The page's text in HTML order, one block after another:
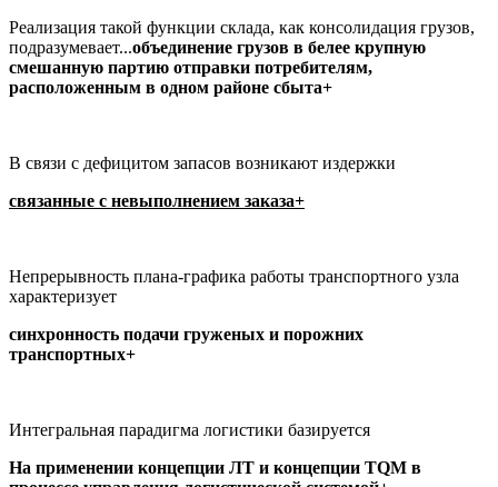
Реализация такой функции склада, как консолидация грузов,
подразумевает...объединение грузов в белее крупную
смешанную партию отправки потребителям,
расположенным в одном районе сбыта+
В связи с дефицитом запасов возникают издержки
связанные с невыполнением заказа+
Непрерывность плана-графика работы транспортного узла
характеризует
синхронность подачи груженых и порожних
транспортных+
Интегральная парадигма логистики базируется
На применении концепции ЛТ и концепции TQM в